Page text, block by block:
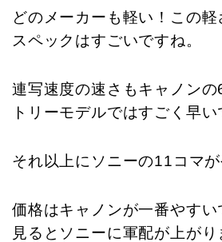
どのメーカーも軽い！この
スペックはすごいですね。
連写速度の速さもキャノン
トリーモデルではすごく早い
それ以上にソニーの11コマが
価格はキャノンが一番やすい
見るとソニーに軍配が上がり